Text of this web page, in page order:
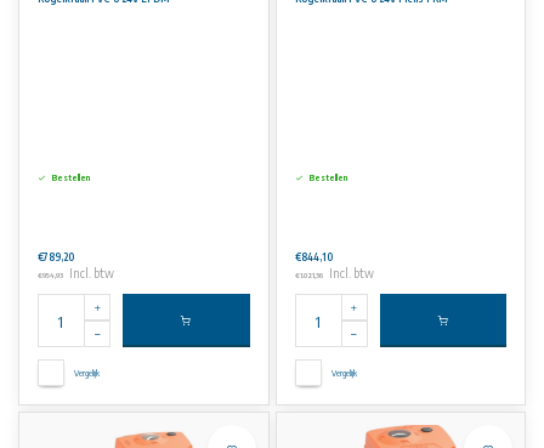
Bestellen
€789,20
€954,93 Incl. btw
Vergelijk
Bestellen
€844,10
€1.021,36 Incl. btw
Vergelijk